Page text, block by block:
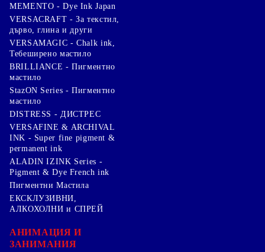
MEMENTO - Dye Ink Japan
VERSACRAFT - За текстил,
дърво, глина и други
VERSAMAGIC - Chalk ink,
Тебеширено мастило
BRILLIANCE - Пигментно
мастило
StazON Series - Пигментно
мастило
DISTRESS - ДИСТРЕС
VERSAFINE & ARCHIVAL
INK - Super fine pigment &
permanent ink
ALADIN IZINK Series -
Pigment & Dye French ink
Пигментни Мастила
ЕКСКЛУЗИВНИ,
АЛКОХОЛНИ и СПРЕЙ
АНИМАЦИЯ И
ЗАНИМАНИЯ